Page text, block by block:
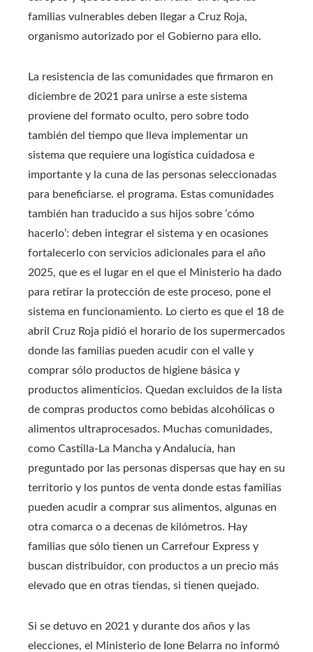
familias vulnerables deben llegar a Cruz Roja,
organismo autorizado por el Gobierno para ello.
La resistencia de las comunidades que firmaron en
diciembre de 2021 para unirse a este sistema
proviene del formato oculto, pero sobre todo
también del tiempo que lleva implementar un
sistema que requiere una logística cuidadosa e
importante y la cuna de las personas seleccionadas
para beneficiarse. el programa. Estas comunidades
también han traducido a sus hijos sobre ‘cómo
hacerlo’: deben integrar el sistema y en ocasiones
fortalecerlo con servicios adicionales para el año
2025, que es el lugar en el que el Ministerio ha dado
para retirar la protección de este proceso, pone el
sistema en funcionamiento. Lo cierto es que el 18 de
abril Cruz Roja pidió el horario de los supermercados
donde las familias pueden acudir con el valle y
comprar sólo productos de higiene básica y
productos alimenticios. Quedan excluidos de la lista
de compras productos como bebidas alcohólicas o
alimentos ultraprocesados. Muchas comunidades,
como Castilla-La Mancha y Andalucía, han
preguntado por las personas dispersas que hay en su
territorio y los puntos de venta donde estas familias
pueden acudir a comprar sus alimentos, algunas en
otra comarca o a decenas de kilómetros. Hay
familias que sólo tienen un Carrefour Express y
buscan distribuidor, con productos a un precio más
elevado que en otras tiendas, si tienen quejado.
Si se detuvo en 2021 y durante dos años y las
elecciones, el Ministerio de Ione Belarra no informó